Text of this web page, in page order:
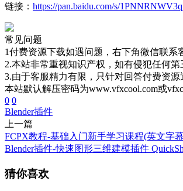
链接： https://pan.baidu.com/s/
常见问题
1付费资源下载如遇问题，右下角微信联系
2.本站非常重视知识产权，如有侵犯任何
3.由于客服精力有限，只针对回答付费资
本站默认解压密码为www.vfxcool.com或
0 0
Blender插件
上一篇
FCPX教程-基础入门新手学习课程(英文字幕
Blender插件-快速图形三维建模插件
猜你喜欢